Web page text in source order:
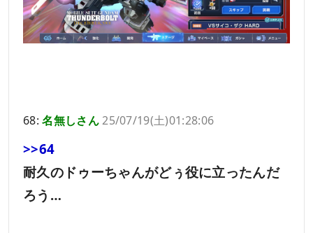
68:名無しさん25/07/19(土)01:28:06
>>64
耐久のドゥーちゃんがどぅ役に立ったんだ
ろう…